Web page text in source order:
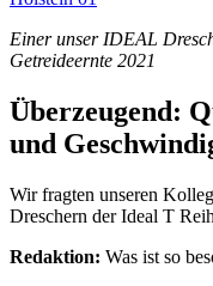
Einer unser IDEAL
Getreideernte 2021
Überzeugend:
und
Wir fragten unseren
Dreschern der Ideal T
Redaktion: Was ist so